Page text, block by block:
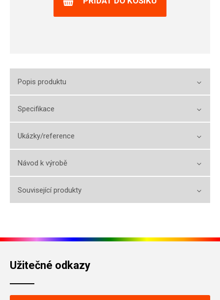
Popis produktu
Specifikace
Ukázky/reference
Návod k výrobě
Související produkty
Užitečné odkazy